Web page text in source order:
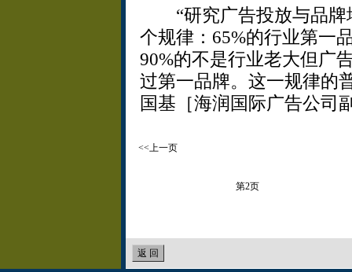
“研究广告投放与品牌
个规律：65%的行业第一
90%的不是行业老大但广
过第一品牌。这一规律的
国基［海润国际广告公司
<<上一页
第2页